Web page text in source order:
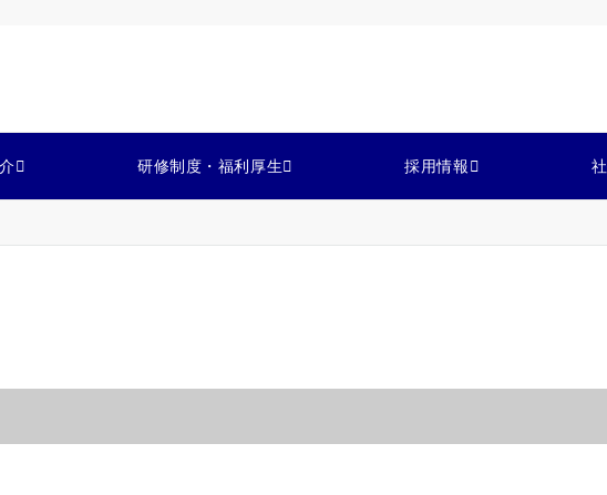
研修制度・福利厚生 採用情報